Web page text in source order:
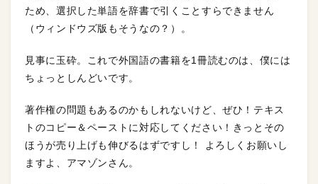
ため、選択した単語を辞書で引くことすらできません
（ウィンドウズ版もそうなの？）。
見事に玉砕。これで外国語の書籍を1冊読むのは、僕には
ちょっとしんどいです。
著作権の問題もあるのかもしれないけど、ぜひ！テキス
トのコピー＆ペーストに対応してください！きっとその
ほうが売り上げも伸びるはずですし！ よろしくお願いし
ますよ、アマゾンさん。